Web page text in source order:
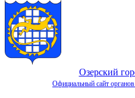
Озерский
Официальный сайт